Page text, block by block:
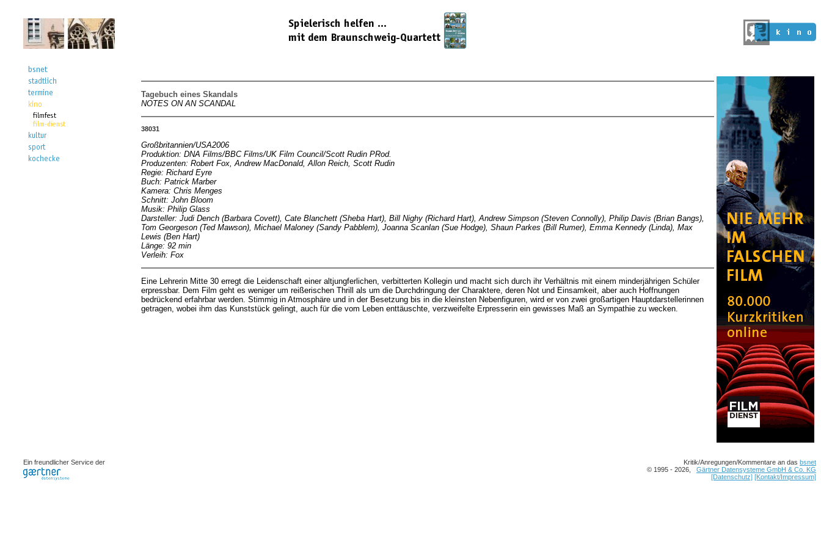
Tagebuch eines Skandals
NOTES ON AN SCANDAL
38031
Großbritannien/USA2006
Produktion: DNA Films/BBC Films/UK Film Council/Scott Rudin PRod.
Produzenten: Robert Fox, Andrew MacDonald, Allon Reich, Scott Rudin
Regie: Richard Eyre
Buch: Patrick Marber
Kamera: Chris Menges
Schnitt: John Bloom
Musik: Philip Glass
Darsteller: Judi Dench (Barbara Covett), Cate Blanchett (Sheba Hart), Bill Nighy (Richard Hart), Andrew Simpson (Steven Connolly), Philip Davis (Brian Bangs),
Tom Georgeson (Ted Mawson), Michael Maloney (Sandy Pabblem), Joanna Scanlan (Sue Hodge), Shaun Parkes (Bill Rumer), Emma Kennedy (Linda), Max
Lewis (Ben Hart)
Länge: 92 min
Verleih: Fox
Eine Lehrerin Mitte 30 erregt die Leidenschaft einer altjungferlichen, verbitterten Kollegin und macht sich durch ihr Verhältnis mit einem minderjährigen Schüler
erpressbar. Dem Film geht es weniger um reißerischen Thrill als um die Durchdringung der Charaktere, deren Not und Einsamkeit, aber auch Hoffnungen
bedrückend erfahrbar werden. Stimmig in Atmosphäre und in der Besetzung bis in die kleinsten Nebenfiguren, wird er von zwei großartigen Hauptdarstellerinnen
getragen, wobei ihm das Kunststück gelingt, auch für die vom Leben enttäuschte, verzweifelte Erpresserin ein gewisses Maß an Sympathie zu wecken.
Ein freundlicher Service der Kritik/Anregungen/Kommentare an das bsnet
© 1995 - 2026, Gärtner Datensysteme GmbH & Co. KG
[Datenschutz] [Kontakt/Impressum]